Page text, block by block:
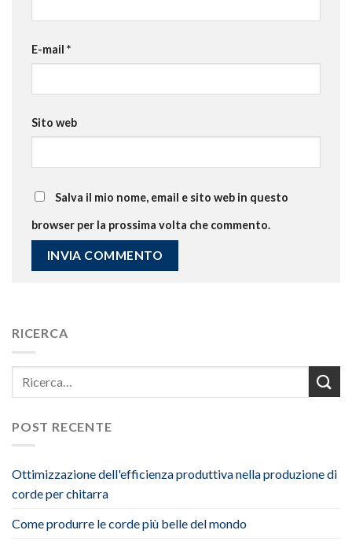
E-mail *
Sito web
Salva il mio nome, email e sito web in questo
browser per la prossima volta che commento.
RICERCA
POST RECENTE
Ottimizzazione dell'efficienza produttiva nella produzione di
corde per chitarra
Come produrre le corde più belle del mondo